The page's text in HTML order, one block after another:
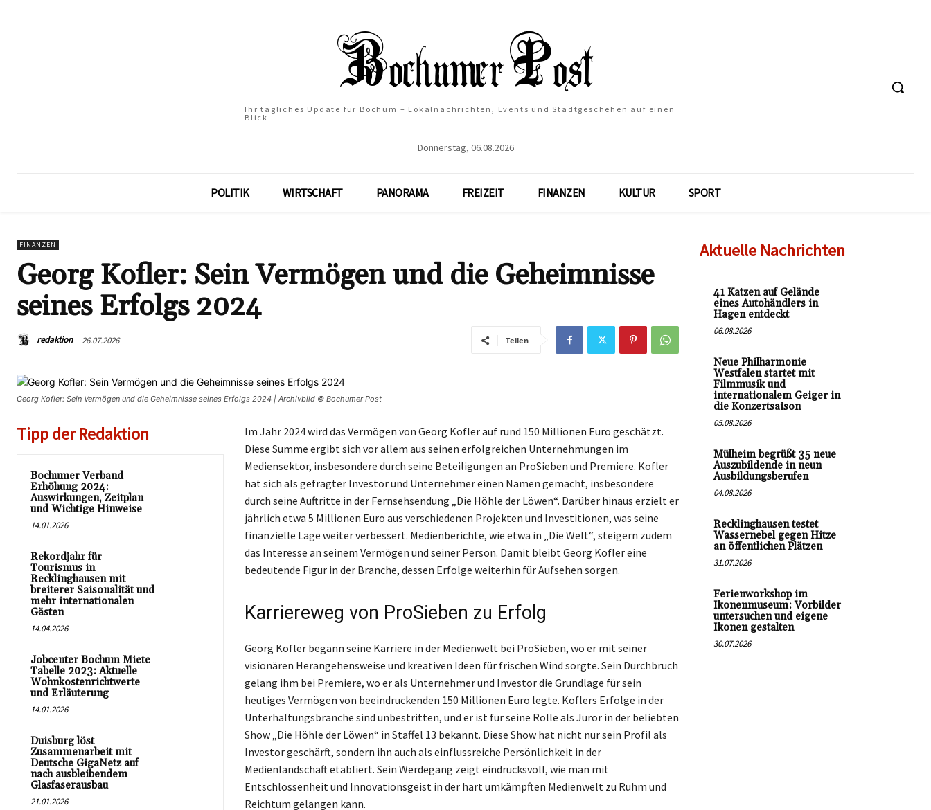
Ihr tägliches Update für Bochum – Lokalnachrichten, Events und Stadtgeschehen auf einen
Blick
Donnerstag, 06.08.2026
POLITIK WIRTSCHAFT PANORAMA FREIZEIT FINANZEN KULTUR SPORT
FINANZEN
Georg Kofler: Sein Vermögen und die Geheimnisse
seines Erfolgs 2024
redaktion 26.07.2026 Teilen
Georg Kofler: Sein Vermögen und die Geheimnisse seines Erfolgs 2024 | Archivbild © Bochumer Post
Tipp der Redaktion
Bochumer Verband
Erhöhung 2024:
Auswirkungen, Zeitplan
und Wichtige Hinweise
14.01.2026
Rekordjahr für
Tourismus in
Recklinghausen mit
breiterer Saisonalität und
mehr internationalen
Gästen
14.04.2026
Jobcenter Bochum Miete
Tabelle 2023: Aktuelle
Wohnkostenrichtwerte
und Erläuterung
14.01.2026
Duisburg löst
Zusammenarbeit mit
Deutsche GigaNetz auf
nach ausbleibendem
Glasfaserausbau
21.01.2026
Im Jahr 2024 wird das Vermögen von Georg Kofler auf rund 150 Millionen Euro geschätzt.
Diese Summe ergibt sich vor allem aus seinen erfolgreichen Unternehmungen im
Mediensektor, insbesondere durch seine Beteiligungen an ProSieben und Premiere. Kofler
hat sich als gefragter Investor und Unternehmer einen Namen gemacht, insbesondere
durch seine Auftritte in der Fernsehsendung „Die Höhle der Löwen“. Darüber hinaus erzielt er
jährlich etwa 5 Millionen Euro aus verschiedenen Projekten und Investitionen, was seine
finanzielle Lage weiter verbessert. Medienberichte, wie etwa in „Die Welt“, steigern zudem
das Interesse an seinem Vermögen und seiner Person. Damit bleibt Georg Kofler eine
bedeutende Figur in der Branche, dessen Erfolge weiterhin für Aufsehen sorgen.
Karriereweg von ProSieben zu Erfolg
Georg Kofler begann seine Karriere in der Medienwelt bei ProSieben, wo er mit seiner
visionären Herangehensweise und kreativen Ideen für frischen Wind sorgte. Sein Durchbruch
gelang ihm bei Premiere, wo er als Unternehmer und Investor die Grundlage für sein
heutiges Vermögen von beeindruckenden 150 Millionen Euro legte. Koflers Erfolge in der
Unterhaltungsbranche sind unbestritten, und er ist für seine Rolle als Juror in der beliebten
Show „Die Höhle der Löwen“ in Staffel 13 bekannt. Diese Show hat nicht nur sein Profil als
Investor geschärft, sondern ihn auch als einflussreiche Persönlichkeit in der
Medienlandschaft etabliert. Sein Werdegang zeigt eindrucksvoll, wie man mit
Entschlossenheit und Innovationsgeist in der hart umkämpften Medienwelt zu Ruhm und
Reichtum gelangen kann.
Aktuelle Nachrichten
41 Katzen auf Gelände
eines Autohändlers in
Hagen entdeckt
06.08.2026
Neue Philharmonie
Westfalen startet mit
Filmmusik und
internationalem Geiger in
die Konzertsaison
05.08.2026
Mülheim begrüßt 35 neue
Auszubildende in neun
Ausbildungsberufen
04.08.2026
Recklinghausen testet
Wassernebel gegen Hitze
an öffentlichen Plätzen
31.07.2026
Ferienworkshop im
Ikonenmuseum: Vorbilder
untersuchen und eigene
Ikonen gestalten
30.07.2026